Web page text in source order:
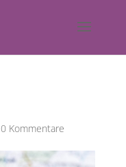
0 Kommentare